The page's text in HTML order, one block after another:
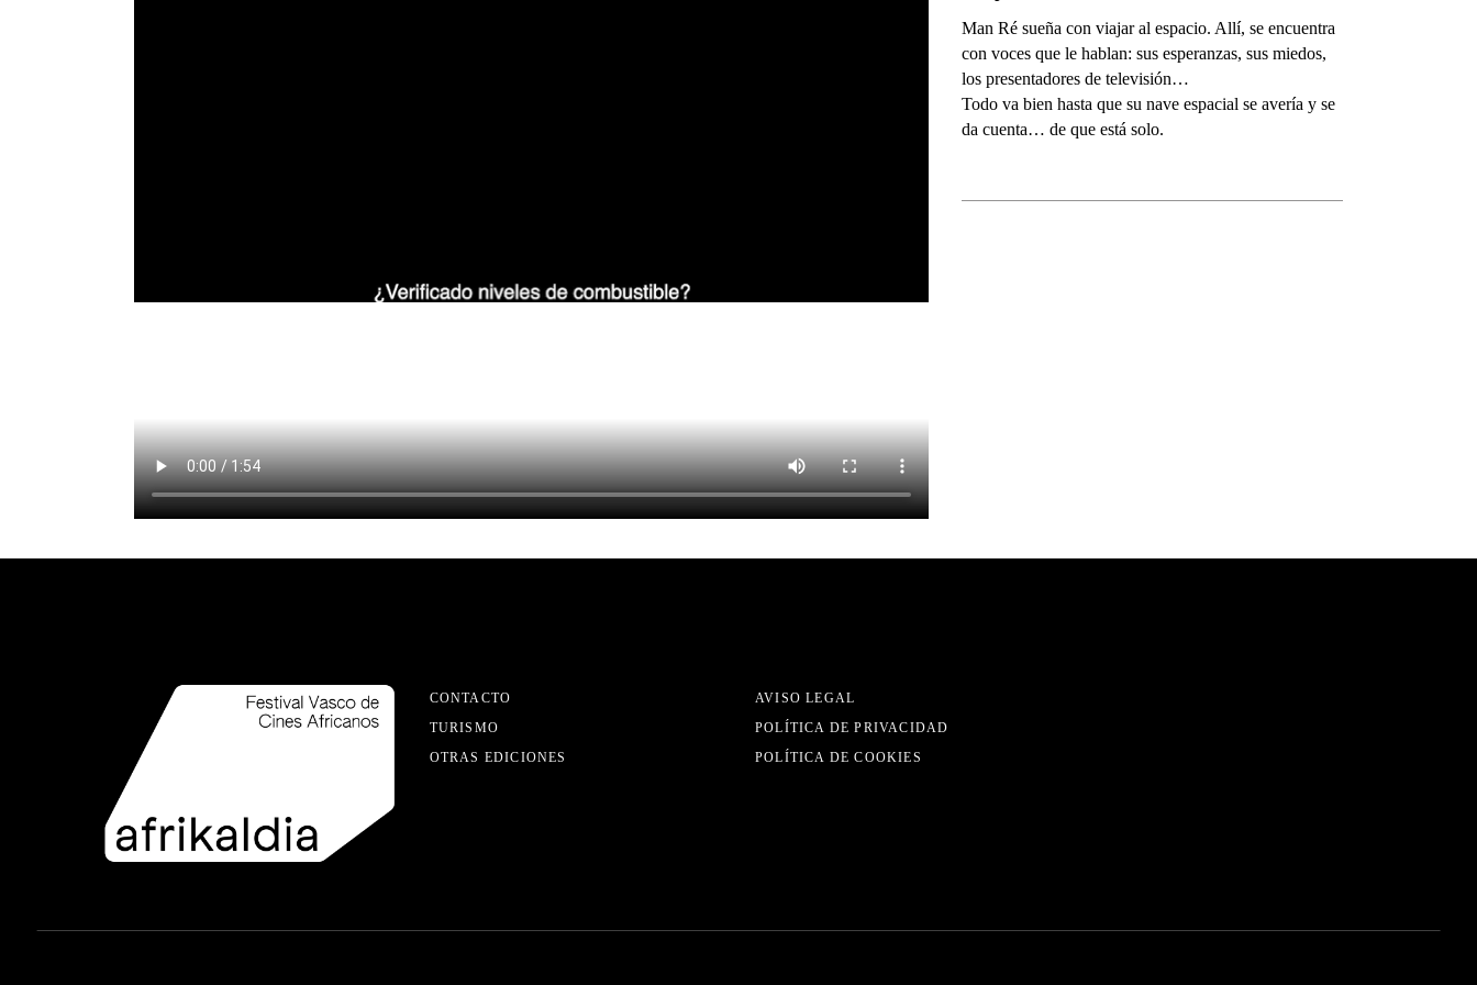
Man Ré sueña con viajar al espacio. Allí, se encuentra
con voces que le hablan: sus esperanzas, sus miedos,
los presentadores de televisión…
Todo va bien hasta que su nave espacial se avería y se
da cuenta… de que está solo.
CONTACTO
TURISMO
OTRAS EDICIONES
AVISO LEGAL
POLÍTICA DE PRIVACIDAD
POLÍTICA DE COOKIES